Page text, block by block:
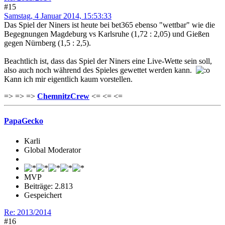
#15
Samstag, 4 Januar 2014, 15:53:33
Das Spiel der Niners ist heute bei bet365 ebenso "wettbar" wie die
Begegnungen Magdeburg vs Karlsruhe (1,72 : 2,05) und Gießen
gegen Nürnberg (1,5 : 2,5).
Beachtlich ist, dass das Spiel der Niners eine Live-Wette sein soll,
also auch noch während des Spieles gewettet werden kann.
Kann ich mir eigentlich kaum vorstellen.
=> => => ChemnitzCrew <= <= <=
PapaGecko
Karli
Global Moderator
MVP
Beiträge: 2.813
Gespeichert
Re: 2013/2014
#16